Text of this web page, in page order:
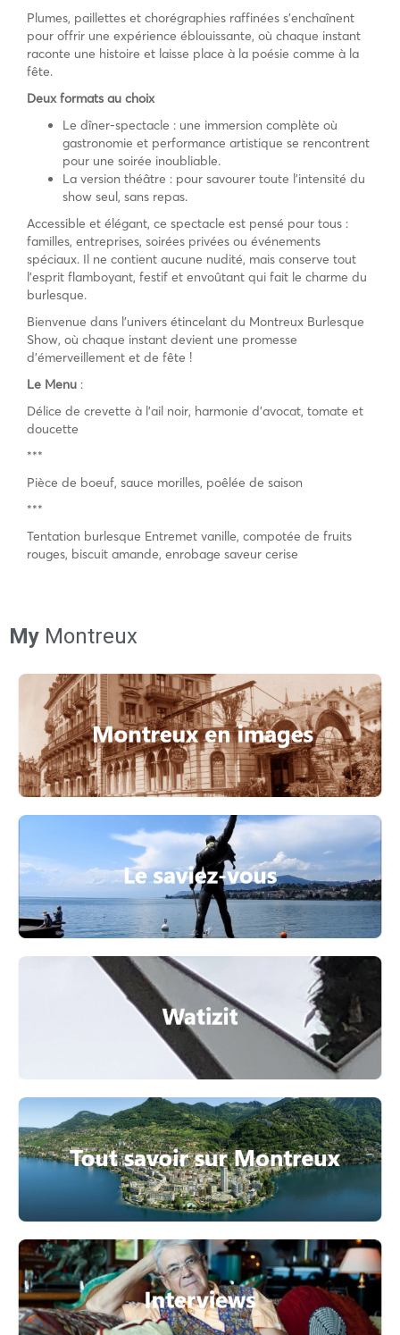
Plumes, paillettes et chorégraphies raffinées s’enchaînent
pour offrir une expérience éblouissante, où chaque instant
raconte une histoire et laisse place à la poésie comme à la
fête.
Deux formats au choix
Le dîner-spectacle : une immersion complète où
gastronomie et performance artistique se rencontrent
pour une soirée inoubliable.
La version théâtre : pour savourer toute l’intensité du
show seul, sans repas.
Accessible et élégant, ce spectacle est pensé pour tous :
familles, entreprises, soirées privées ou événements
spéciaux. Il ne contient aucune nudité, mais conserve tout
l’esprit flamboyant, festif et envoûtant qui fait le charme du
burlesque.
Bienvenue dans l’univers étincelant du Montreux Burlesque
Show, où chaque instant devient une promesse
d’émerveillement et de fête !
Le Menu :
Délice de crevette à l’ail noir, harmonie d’avocat, tomate et
doucette
***
Pièce de boeuf, sauce morilles, poêlée de saison
***
Tentation burlesque Entremet vanille, compotée de fruits
rouges, biscuit amande, enrobage saveur cerise
My Montreux